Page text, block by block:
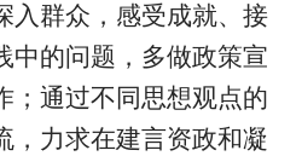
入群众，感受成就、接
中的问题，多做政策宣
；通过不同思想观点的
，力求在建言资政和凝